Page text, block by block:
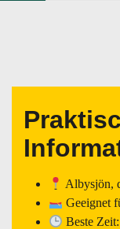
Albysjön,
Geeignet
Beste